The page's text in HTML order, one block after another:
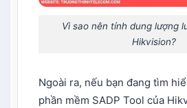
Vì sao nên tính dung lượng
Hikvision?
Ngoài ra, nếu bạn đang tìm
phần mềm SADP Tool của